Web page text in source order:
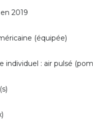
2019
(équipée)
individuel : air pulsé